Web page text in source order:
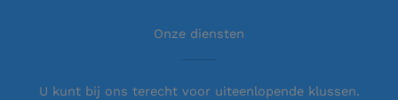
Onze diensten
U kunt bij ons terecht voor uiteenlopende klussen.